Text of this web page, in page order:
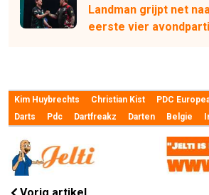
Landman grijpt net
eerste vier
Kim Huybrechts Christian Kist PDC
Darts
Pdc Dartfreakz Darten Belgie